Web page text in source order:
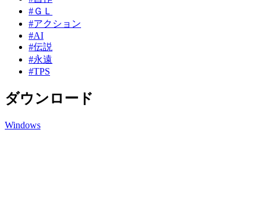
#ＧＬ
#アクション
#AI
#伝説
#永遠
#TPS
ダウンロード
Windows